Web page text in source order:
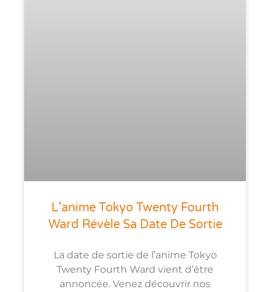
L’anime Tokyo Twenty Fourth
Ward Révèle Sa Date De Sortie
La date de sortie de l’anime Tokyo
Twenty Fourth Ward vient d’être
annoncée. Venez découvrir nos